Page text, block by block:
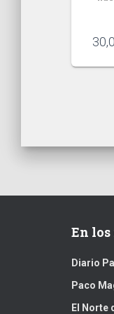
En
Diario
Paco
El Norte